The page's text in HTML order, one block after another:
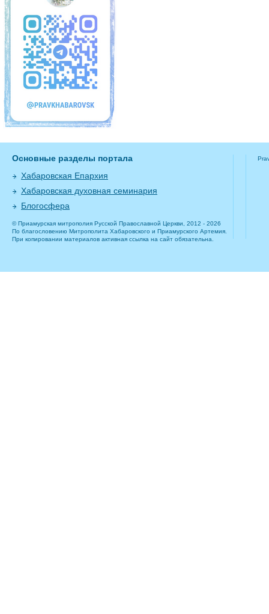
Основные разделы портала
Хабаровская Епархия
Хабаровская духовная семинария
Блогосфера
© Приамурская митрополия Русской Православной Церкви, 2012 - 2026
По благословению Митрополита Хабаровского и Приамурского Артемия.
При копировании материалов активная ссылка на сайт обязательна.